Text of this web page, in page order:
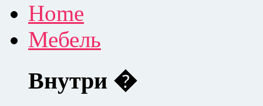
Home
Мебель
Внутри �